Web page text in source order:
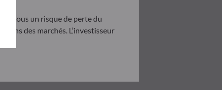
tous un risque de perte du
des marchés. L’investisseur
obligatoirement consulter le